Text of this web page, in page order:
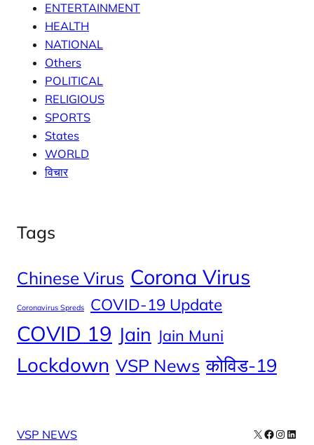
ENTERTAINMENT
HEALTH
NATIONAL
Others
POLITICAL
RELIGIOUS
SPORTS
States
WORLD
विचार
Tags
Chinese Virus Corona Virus
Coronavirus Spreds COVID-19 Update
COVID 19 Jain Jain Muni
Lockdown VSP News कोविड-19
VSP NEWS X Facebook